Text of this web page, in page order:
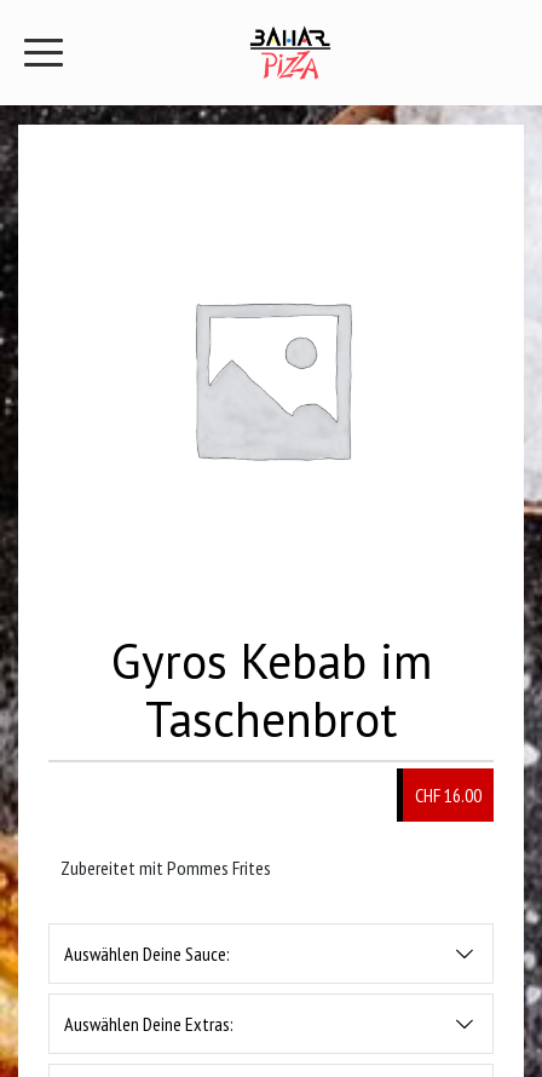
Gyros Kebab im
Taschenbrot
CHF 16.00
Zubereitet mit Pommes Frites
Auswählen Deine Sauce:
Auswählen Deine Extras: